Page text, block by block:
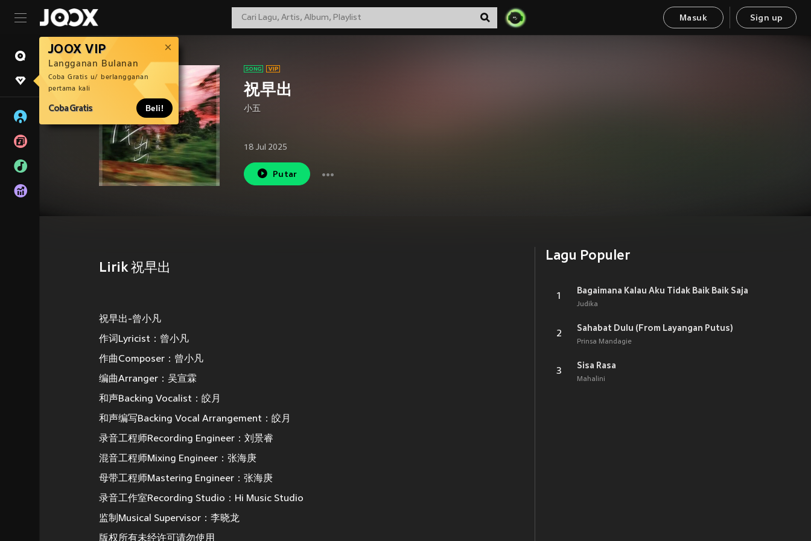
Masuk Sign up
JOOX VIP
Langganan Bulanan
Coba Gratis u/ berlangganan
pertama kali
Coba Gratis Beli!
祝早出
小五
18 Jul 2025
Putar
Lirik 祝早出
祝早出-曾小凡
作词Lyricist：曾小凡
作曲Composer：曾小凡
编曲Arranger：吴宣霖
和声Backing Vocalist：皎月
和声编写Backing Vocal Arrangement：皎月
录音工程师Recording Engineer：刘景睿
混音工程师Mixing Engineer：张海庚
母带工程师Mastering Engineer：张海庚
录音工作室Recording Studio：Hi Music Studio
监制Musical Supervisor：李晓龙
版权所有未经许可请勿使用
Lagu Populer
1
Bagaimana Kalau Aku Tidak Baik Baik Saja
Judika
2
Sahabat Dulu (From Layangan Putus)
Prinsa Mandagie
3
Sisa Rasa
Mahalini